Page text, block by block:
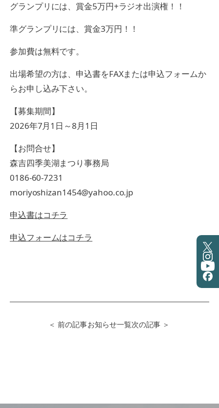
グランプリには、賞金5万円+ラジオ出演権！！
準グランプリには、賞金3万円！！
参加費は無料です。
出場希望の方は、申込書をFAXまたは申込フォームか
らお申し込み下さい。
【募集期間】
2026年7月1日～8月1日
【お問合せ】
森吉四季美湖まつり事務局
0186-60-7231
moriyoshizan1454@yahoo.co.jp
申込書はコチラ
申込フォームはコチラ
＜ 前の記事お知らせ一覧次の記事 ＞